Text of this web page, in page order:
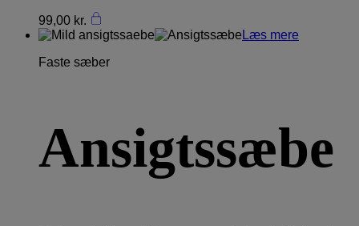
99,00 kr.
Læs mere
Faste sæber
Ansigtssæbe